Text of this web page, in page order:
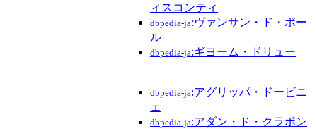
ィスコンティ
dbpedia-ja:ヴァンサン・ド・ポー
ル
dbpedia-ja:ギヨーム・ドリュー
dbpedia-ja:アグリッパ・ドービニ
ェ
dbpedia-ja:アダン・ド・クラポン